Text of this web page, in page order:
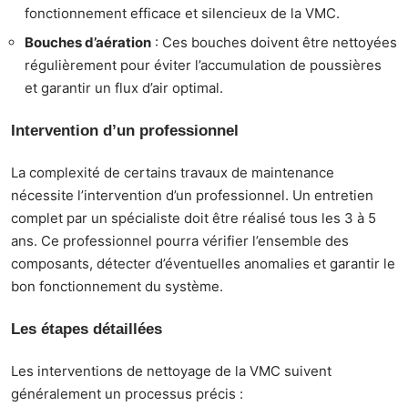
fonctionnement efficace et silencieux de la VMC.
Bouches d’aération : Ces bouches doivent être nettoyées
régulièrement pour éviter l’accumulation de poussières
et garantir un flux d’air optimal.
Intervention d’un professionnel
La complexité de certains travaux de maintenance
nécessite l’intervention d’un professionnel. Un entretien
complet par un spécialiste doit être réalisé tous les 3 à 5
ans. Ce professionnel pourra vérifier l’ensemble des
composants, détecter d’éventuelles anomalies et garantir le
bon fonctionnement du système.
Les étapes détaillées
Les interventions de nettoyage de la VMC suivent
généralement un processus précis :